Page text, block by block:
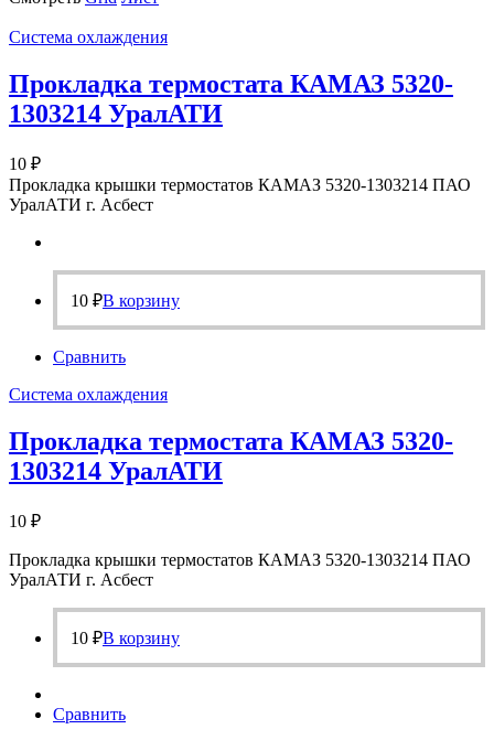
Система охлаждения
Прокладка термостата КАМАЗ 5320-
1303214 УралАТИ
10 ₽
Прокладка крышки термостатов КАМАЗ 5320-1303214 ПАО
УралАТИ г. Асбест
10 ₽В корзину
Сравнить
Система охлаждения
Прокладка термостата КАМАЗ 5320-
1303214 УралАТИ
10 ₽
Прокладка крышки термостатов КАМАЗ 5320-1303214 ПАО
УралАТИ г. Асбест
10 ₽В корзину
Сравнить